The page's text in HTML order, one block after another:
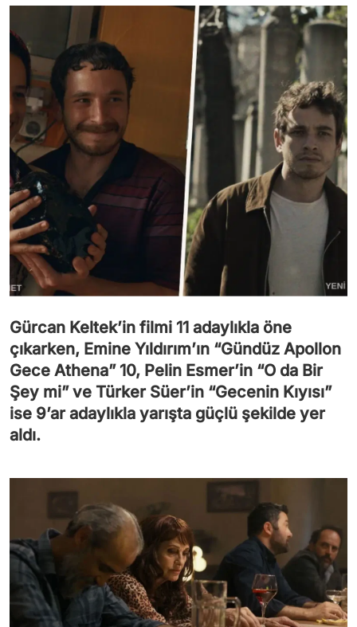
Gürcan Keltek’in filmi 11 adaylıkla öne
çıkarken, Emine Yıldırım’ın “Gündüz Apollon
Gece Athena” 10, Pelin Esmer’in “O da Bir
Şey mi” ve Türker Süer’in “Gecenin Kıyısı”
ise 9’ar adaylıkla yarışta güçlü şekilde yer
aldı.